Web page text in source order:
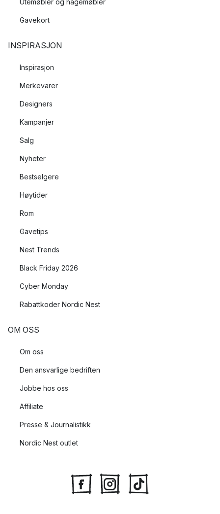
Gavekort
INSPIRASJON
Inspirasjon
Merkevarer
Designers
Kampanjer
Salg
Nyheter
Bestselgere
Høytider
Rom
Gavetips
Nest Trends
Black Friday 2026
Cyber Monday
Rabattkoder Nordic Nest
OM OSS
Om oss
Den ansvarlige bedriften
Jobbe hos oss
Affiliate
Presse & Journalistikk
Nordic Nest outlet